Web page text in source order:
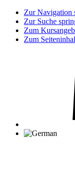
Zur Navigation
Zur Suche
Zum
Zum